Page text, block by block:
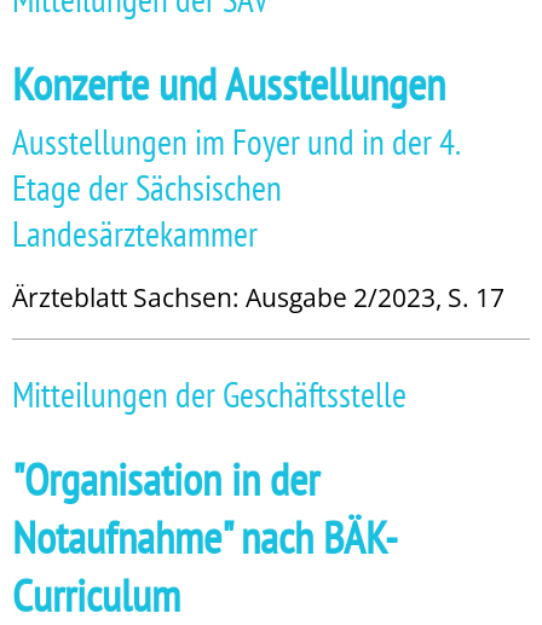
Konzerte und Ausstellungen
Ausstellungen im Foyer und in der 4.
Etage der Sächsischen
Landesärztekammer
Ärzteblatt Sachsen: Ausgabe 2/2023, S. 17
Mitteilungen der Geschäftsstelle
"Organisation in der
Notaufnahme" nach BÄK-
Curriculum